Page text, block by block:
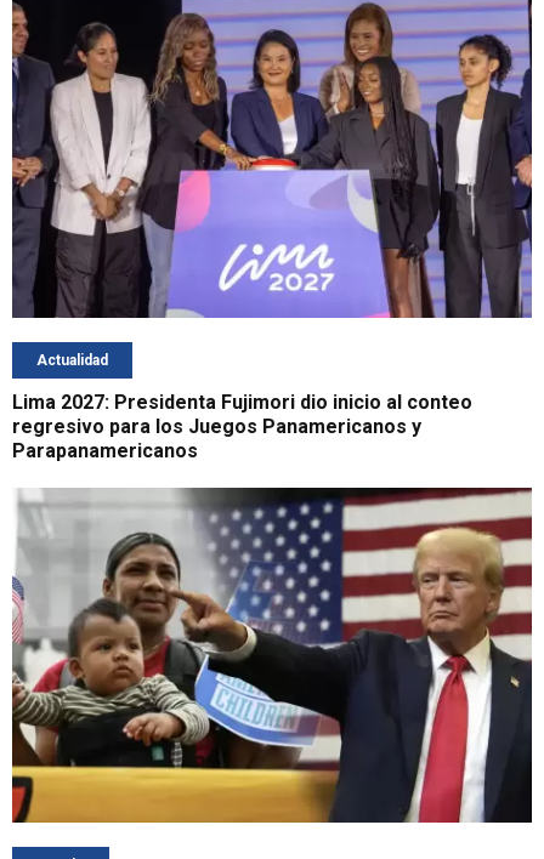
Actualidad
Lima 2027: Presidenta Fujimori dio inicio al conteo
regresivo para los Juegos Panamericanos y
Parapanamericanos